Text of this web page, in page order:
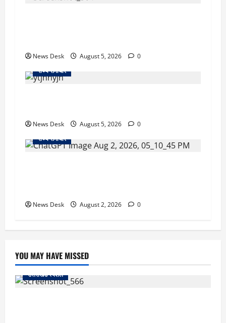
News Desk August 5, 2026
0
राज्य समाचार
News Desk August 5, 2026
0
राज्य समाचार
News Desk August 2, 2026 0
YOU MAY HAVE MISSED
उत्तराखंड स्पेशल